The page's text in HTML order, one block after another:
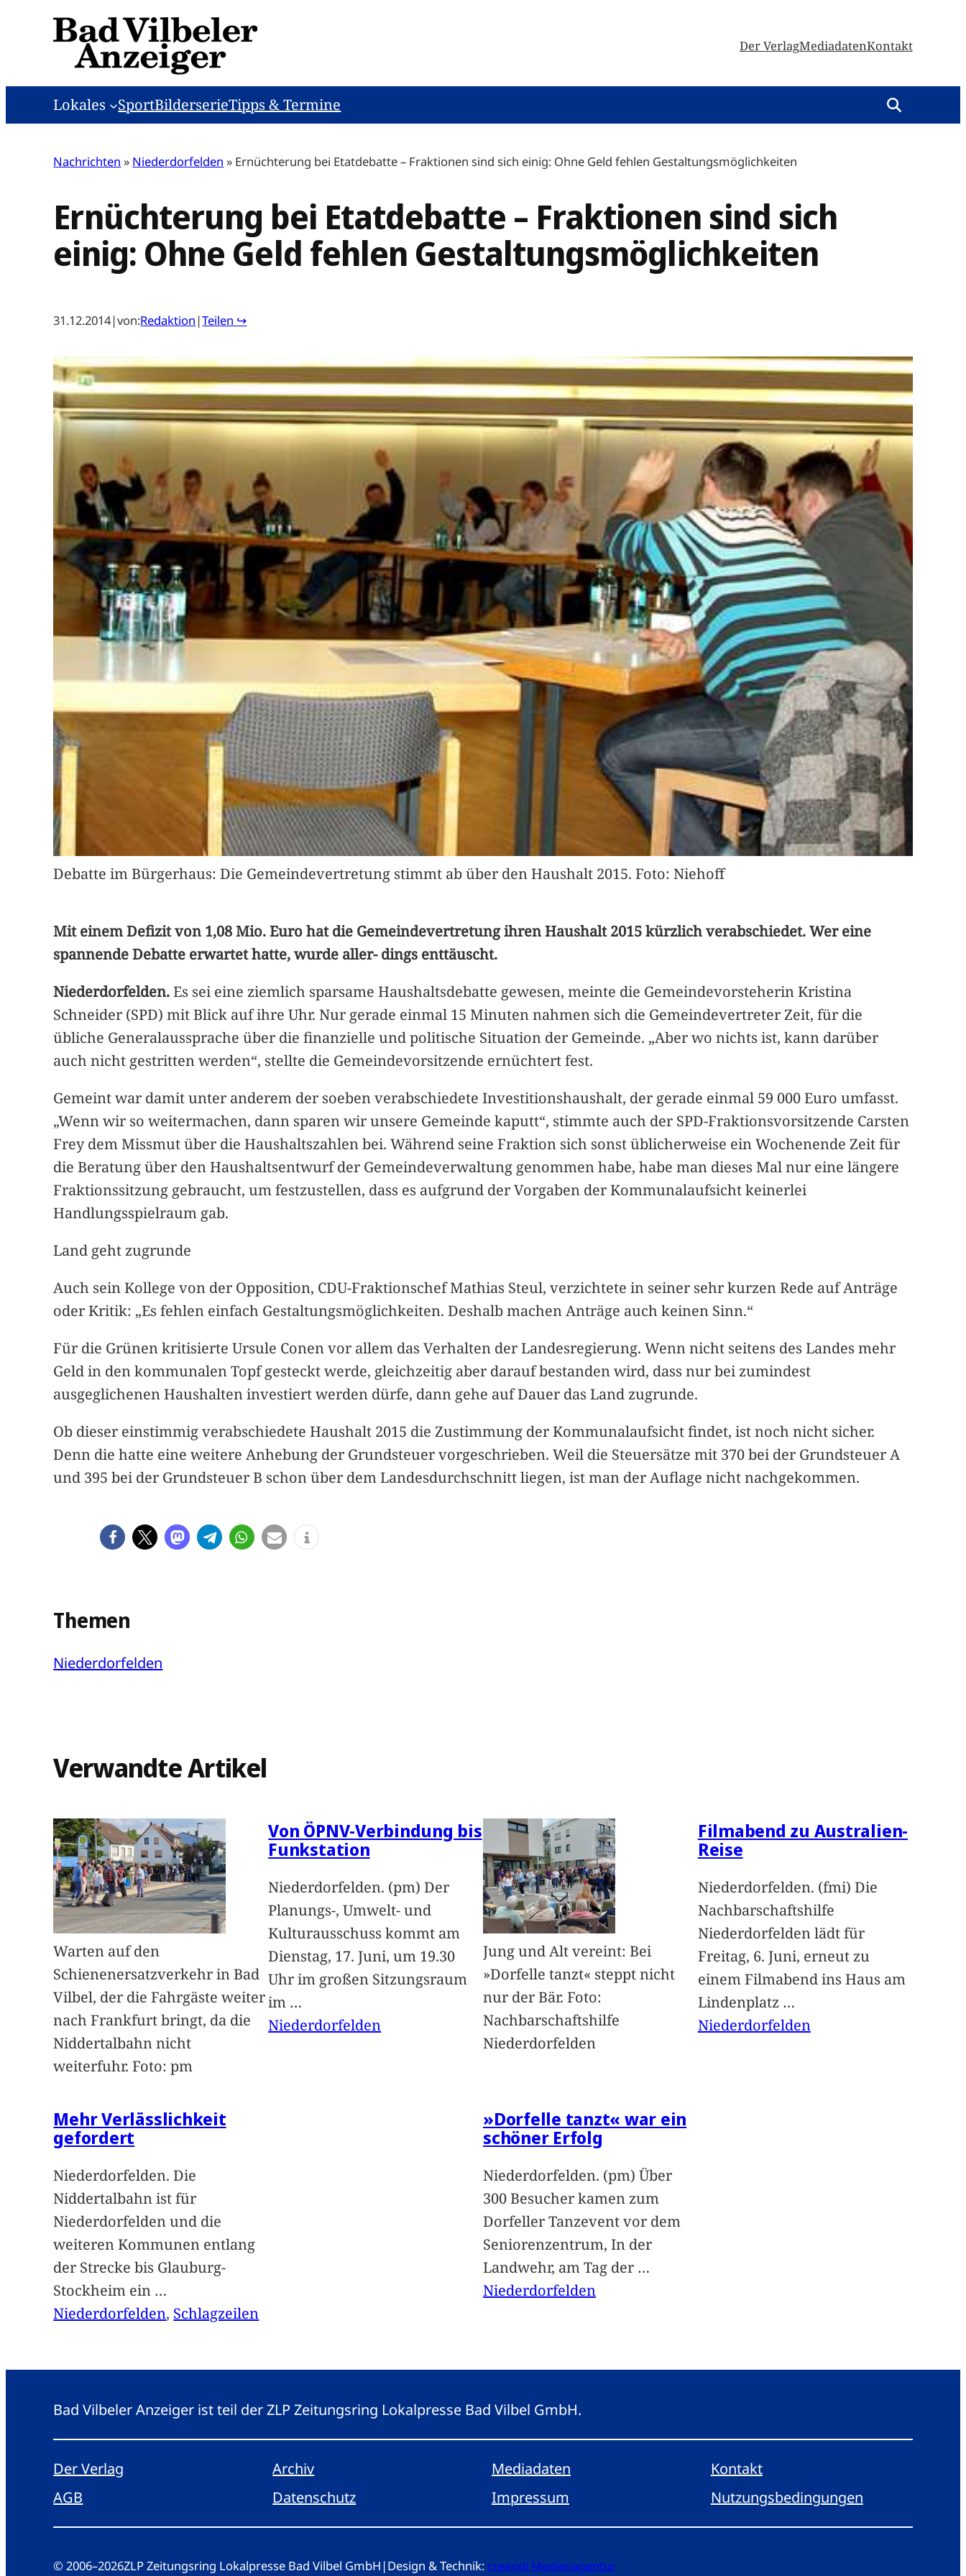
Der VerlagMediadatenKontakt
Lokales SportBilderserieTipps & Termine
Nachrichten » Niederdorfelden » Ernüchterung bei Etatdebatte – Fraktionen sind sich einig: Ohne Geld fehlen Gestaltungsmöglichkeiten
Ernüchterung bei Etatdebatte – Fraktionen sind sich
einig: Ohne Geld fehlen Gestaltungsmöglichkeiten
31.12.2014|von:Redaktion |Teilen ↪
Debatte im Bürgerhaus: Die Gemeindevertretung stimmt ab über den Haushalt 2015. Foto: Niehoff
Mit einem Defizit von 1,08 Mio. Euro hat die Gemeindevertretung ihren Haushalt 2015 kürzlich verabschiedet. Wer eine
spannende Debatte erwartet hatte, wurde aller- dings enttäuscht.
Niederdorfelden.Es sei eine ziemlich sparsame Haushaltsdebatte gewesen, meinte die Gemeindevorsteherin Kristina
Schneider (SPD) mit Blick auf ihre Uhr. Nur gerade einmal 15 Minuten nahmen sich die Gemeindevertreter Zeit, für die
übliche Generalaussprache über die finanzielle und politische Situation der Gemeinde. „Aber wo nichts ist, kann darüber
auch nicht gestritten werden“, stellte die Gemeindevorsitzende ernüchtert fest.
Gemeint war damit unter anderem der soeben verabschiedete Investitionshaushalt, der gerade einmal 59 000 Euro umfasst.
„Wenn wir so weitermachen, dann sparen wir unsere Gemeinde kaputt“, stimmte auch der SPD-Fraktionsvorsitzende Carsten
Frey dem Missmut über die Haushaltszahlen bei. Während seine Fraktion sich sonst üblicherweise ein Wochenende Zeit für
die Beratung über den Haushaltsentwurf der Gemeindeverwaltung genommen habe, habe man dieses Mal nur eine längere
Fraktionssitzung gebraucht, um festzustellen, dass es aufgrund der Vorgaben der Kommunalaufsicht keinerlei
Handlungsspielraum gab.
Land geht zugrunde
Auch sein Kollege von der Opposition, CDU-Fraktionschef Mathias Steul, verzichtete in seiner sehr kurzen Rede auf Anträge
oder Kritik: „Es fehlen einfach Gestaltungsmöglichkeiten. Deshalb machen Anträge auch keinen Sinn.“
Für die Grünen kritisierte Ursule Conen vor allem das Verhalten der Landesregierung. Wenn nicht seitens des Landes mehr
Geld in den kommunalen Topf gesteckt werde, gleichzeitig aber darauf bestanden wird, dass nur bei zumindest
ausgeglichenen Haushalten investiert werden dürfe, dann gehe auf Dauer das Land zugrunde.
Ob dieser einstimmig verabschiedete Haushalt 2015 die Zustimmung der Kommunalaufsicht findet, ist noch nicht sicher.
Denn die hatte eine weitere Anhebung der Grundsteuer vorgeschrieben. Weil die Steuersätze mit 370 bei der Grundsteuer A
und 395 bei der Grundsteuer B schon über dem Landesdurchschnitt liegen, ist man der Auflage nicht nachgekommen.
Themen
Niederdorfelden
Verwandte Artikel
Warten auf den
Schienenersatzverkehr in Bad
Vilbel, der die Fahrgäste weiter
nach Frankfurt bringt, da die
Niddertalbahn nicht
weiterfuhr. Foto: pm
Mehr Verlässlichkeit
gefordert
Niederdorfelden. Die
Niddertalbahn ist für
Niederdorfelden und die
weiteren Kommunen entlang
der Strecke bis Glauburg-
Stockheim ein …
Niederdorfelden, Schlagzeilen
Von ÖPNV-Verbindung bis
Funkstation
Niederdorfelden. (pm) Der
Planungs-, Umwelt- und
Kulturausschuss kommt am
Dienstag, 17. Juni, um 19.30
Uhr im großen Sitzungsraum
im …
Niederdorfelden
Jung und Alt vereint: Bei
»Dorfelle tanzt« steppt nicht
nur der Bär. Foto:
Nachbarschaftshilfe
Niederdorfelden
»Dorfelle tanzt« war ein
schöner Erfolg
Niederdorfelden. (pm) Über
300 Besucher kamen zum
Dorfeller Tanzevent vor dem
Seniorenzentrum, In der
Landwehr, am Tag der …
Niederdorfelden
Filmabend zu Australien-
Reise
Niederdorfelden. (fmi) Die
Nachbarschaftshilfe
Niederdorfelden lädt für
Freitag, 6. Juni, erneut zu
einem Filmabend ins Haus am
Lindenplatz …
Niederdorfelden
Bad Vilbeler Anzeiger ist teil der ZLP Zeitungsring Lokalpresse Bad Vilbel GmbH.
Der Verlag Archiv Mediadaten
Kontakt
AGB
Datenschutz Impressum Nutzungsbedingungen
© 2006–2026ZLP Zeitungsring Lokalpresse Bad Vilbel GmbH |Design & Technik: creandi Medienagentur